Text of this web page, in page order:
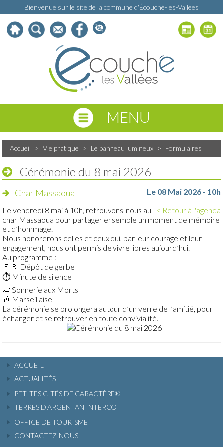
Bienvenue sur le site de la commune d'Écouché-les-Vallées
MENU
Accueil > Vie pratique > Le panneau lumineux > Formulaires
Cérémonie du 8 mai 2026
Char Massaoua
Le 08 Mai 2026 - 10h
< Retour à l'agenda
Le vendredi 8 mai à 10h, retrouvons-nous au
char Massaoua pour partager ensemble un moment de mémoire
et d’hommage.
Nous honorerons celles et ceux qui, par leur courage et leur
engagement, nous ont permis de vivre libres aujourd’hui.
Au programme :
🇫🇷 Dépôt de gerbe
⏱️ Minute de silence
🎺 Sonnerie aux Morts
🎶 Marseillaise
La cérémonie se prolongera autour d’un verre de l’amitié, pour
échanger et se retrouver en toute convivialité.
ACCUEIL
ACTUALITÉS
PETITES CITÉS DE CARACTÈRE®
TERRES D'ARGENTAN INTERCO
OFFICE DE TOURISME
CONTACTEZ-NOUS